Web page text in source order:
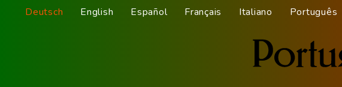
Deutsch English Español Français Italiano Português